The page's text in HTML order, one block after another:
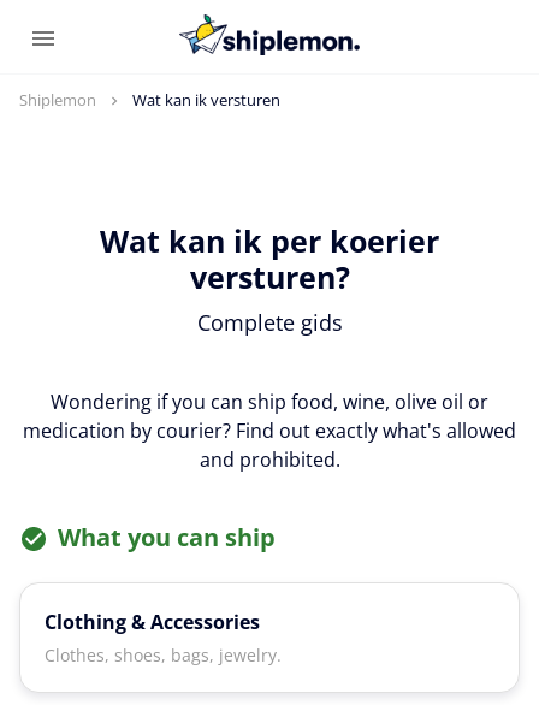
Shiplemon Wat kan ik versturen
Wat kan ik per koerier
versturen?
Complete gids
Wondering if you can ship food, wine, olive oil or
medication by courier? Find out exactly what's allowed
and prohibited.
What you can ship
Clothing & Accessories
Clothes, shoes, bags, jewelry.